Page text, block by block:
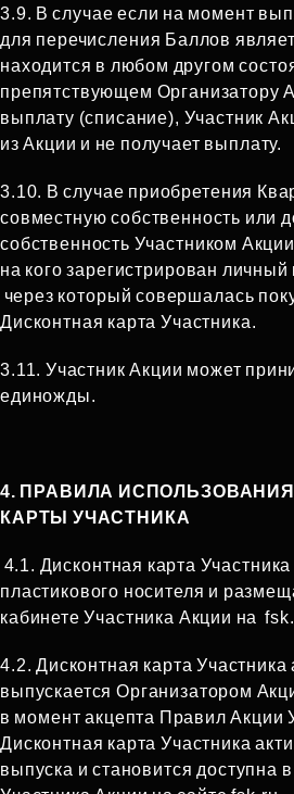
3.9. В случае если на момент
для перечисления Баллов
находится в любом другом
препятствующем Организатору
выплату (списание), Участник
из Акции и не получает выплату.
3.10. В случае приобретения
совместную собственность или
собственность Участником
на кого зарегистрирован личный
через который совершалась
Дисконтная карта Участника.
3.11. Участник Акции может
единожды.
4. ПРАВИЛА
КАРТЫ УЧАСТНИКА
4.1. Дисконтная карта
пластикового носителя и
кабинете Участника Акции на
4.2. Дисконтная карта Участника
выпускается Организатором
в момент акцепта Правил Акции
Дисконтная карта Участника
выпуска и становится доступна